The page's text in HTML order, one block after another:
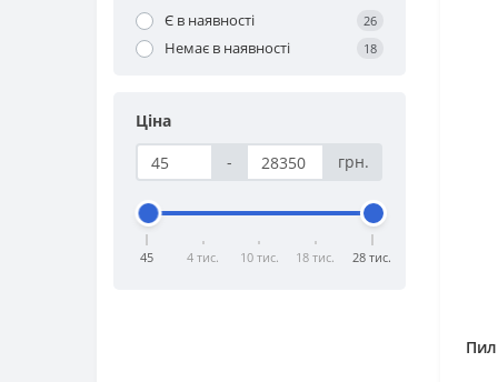
Є в наявності 26
Немає в наявності 18
Ціна
-
грн.
45 4 тис. 10 тис. 18 тис. 28 тис.